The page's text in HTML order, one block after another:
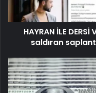
HAYRAN İLE
saldıran